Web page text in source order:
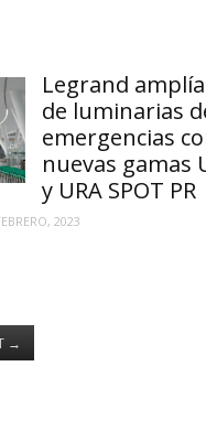
Legrand
de luminarias
emergencias
nuevas gamas
y URA SPOT PR
2023
→